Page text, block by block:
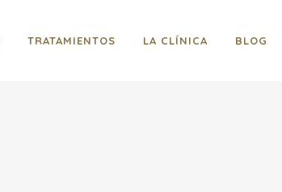
TRATAMIENTOS LA CLÍNICA BLOG